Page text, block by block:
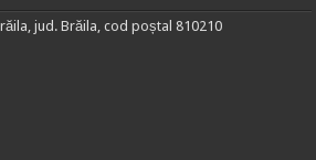
jud. Brăila, cod poștal 810210